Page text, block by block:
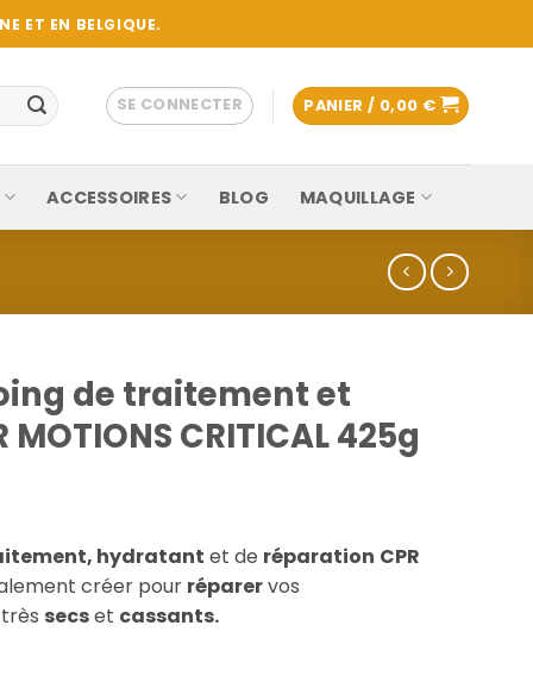
ET EN BELGIQUE.
SE CONNECTER PANIER / 0,00 €
ACCESSOIRES BLOG MAQUILLAGE
de traitement et
CRITICAL 425g
hydratant et de réparation CPR
créer pour réparervos
secset cassants.